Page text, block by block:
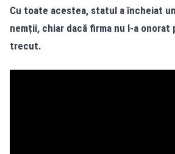
Cu toate acestea, statul a încheiat
nemții, chiar dacă firma nu l-a onorat
trecut.